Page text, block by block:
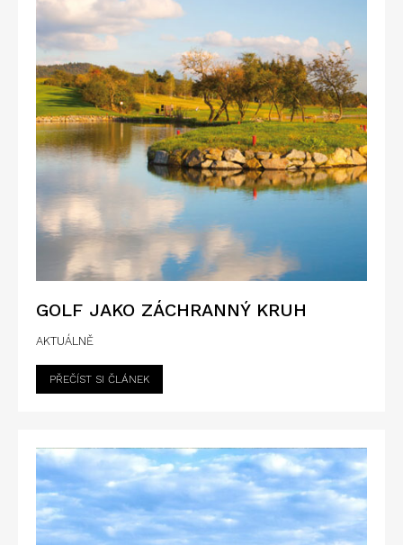
GOLF JAKO ZÁCHRANNÝ KRUH
AKTUÁLNĚ
PŘEČÍST SI ČLÁNEK